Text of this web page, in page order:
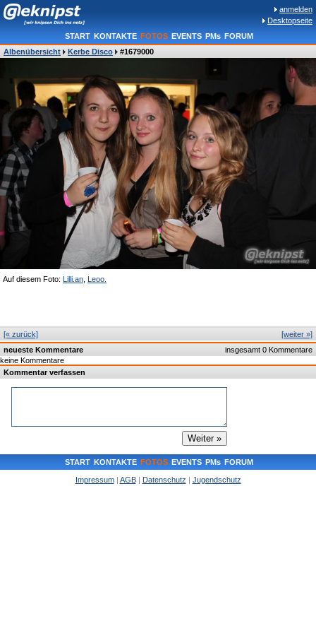
anmelden
Desktopseite
START KONTAKTE FOTOS EVENTS PMs FORUM
Albenübersicht
Kerbe Disco #1679000
Auf diesem Foto: Lilli.an Leoo.
[weiter »]
[« zurück]
insgesamt 0 Kommentare
neueste Kommentare
keine Kommentare
Kommentar verfassen
START KONTAKTE FOTOS EVENTS PMs FORUM
Impressum| AGB| Datenschutz | Jugendschutz